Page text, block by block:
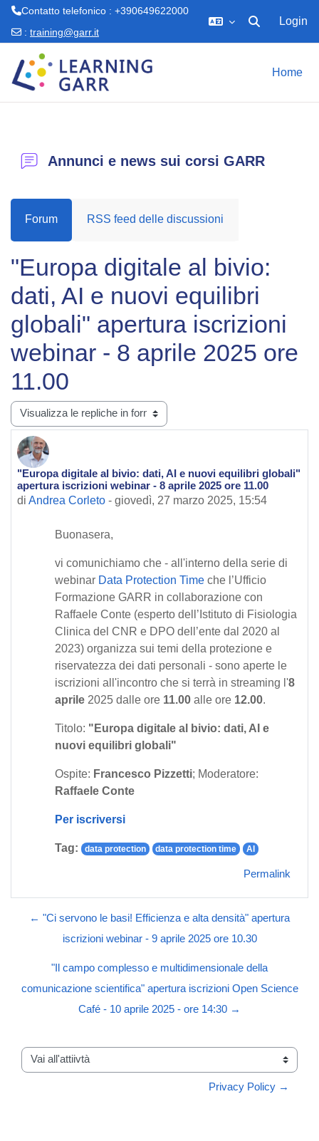
Contatto telefonico : +390649622000
: training@garr.it Attiva/
Login
Home
Annunci e news sui corsi GARR
Forum RSS feed delle discussioni
"Europa digitale al bivio:
dati, AI e nuovi equilibri
globali" apertura iscrizioni
webinar - 8 aprile 2025 ore
11.00
Modalità visualizzazione
"Europa digitale al bivio: dati, AI e nuovi equilibri globali"
apertura iscrizioni webinar - 8 aprile 2025 ore 11.00
di Andrea Corleto - giovedì, 27 marzo 2025, 15:54
Numero di risposte: 0
Buonasera,
vi comunichiamo che - all'interno della serie di
webinar Data Protection Time che l’Ufficio
Formazione GARR in collaborazione con
Raffaele Conte (esperto dell’Istituto di Fisiologia
Clinica del CNR e DPO dell’ente dal 2020 al
2023) organizza sui temi della protezione e
riservatezza dei dati personali - sono aperte le
iscrizioni all'incontro che si terrà in streaming l'8
aprile 2025 dalle ore 11.00 alle ore 12.00.
Titolo: "Europa digitale al bivio: dati, AI e
nuovi equilibri globali"
Ospite: Francesco Pizzetti; Moderatore:
Raffaele Conte
Per iscriversi
Tag: data protection data protection time AI
Permalink
← "Ci servono le basi! Efficienza e alta densità" apertura
iscrizioni webinar - 9 aprile 2025 ore 10.30
"Il campo complesso e multidimensionale della
comunicazione scientifica" apertura iscrizioni Open Science
Café - 10 aprile 2025 - ore 14:30 →
Vai all'attiivtà
Privacy Policy →